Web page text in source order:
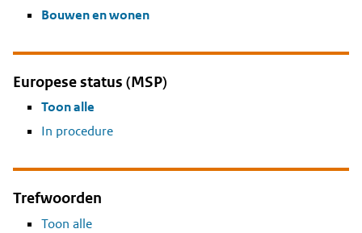
Bouwen en wonen
Europese status (MSP)
Toon alle
In procedure
Trefwoorden
Toon alle